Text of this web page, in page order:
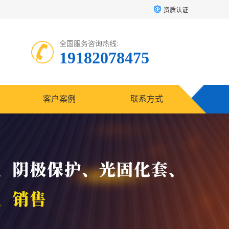
资质认证
全国服务咨询热线:
19182078475
客户案例 联系方式